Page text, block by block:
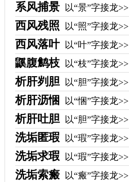
系风捕景 以“景”字接龙>>
西风残照 以“照”字接龙>>
西风落叶 以“叶”字接龙>>
鼷腹鹪枝 以“枝”字接龙>>
析肝刿胆 以“胆”字接龙>>
析肝沥悃 以“悃”字接龙>>
析肝吐胆 以“胆”字接龙>>
洗垢匿瑕 以“瑕”字接龙>>
洗垢求瑕 以“瑕”字接龙>>
洗垢索瘢 以“瘢”字接龙>>